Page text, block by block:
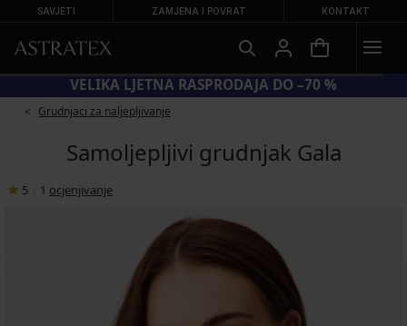
SAVJETI ZAMJENA I POVRAT KONTAKT
KOD BRA20 = GRUDNJACI −20 %
Grudnjaci za naljepljivanje
Samoljepljivi grudnjak Gala
5 1 ocjenjivanje